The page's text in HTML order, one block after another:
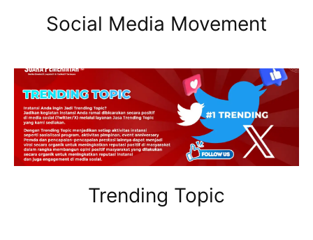
Social Media Movement
Trending Topic